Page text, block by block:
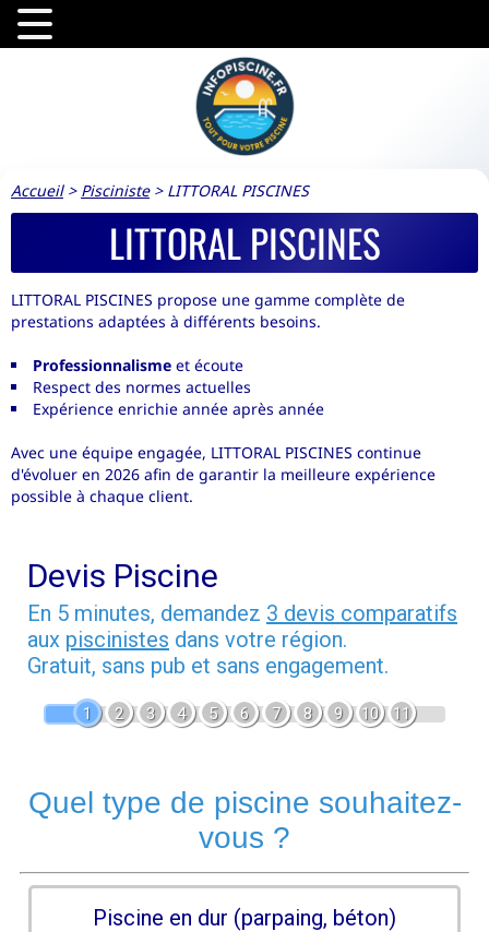
Accueil> Pisciniste> LITTORAL PISCINES
LITTORAL PISCINES
LITTORAL PISCINES propose une gamme complète de
prestations adaptées à différents besoins.
Professionnalisme et écoute
Respect des normes actuelles
Expérience enrichie année après année
Avec une équipe engagée, LITTORAL PISCINES continue
d'évoluer en 2026 afin de garantir la meilleure expérience
possible à chaque client.
Devis Piscine
En 5 minutes, demandez 3 devis comparatifs
aux piscinistes dans votre région.
Gratuit, sans pub et sans engagement.
1 2 3 4 5 6 7 8 9 10 11
Quel type de piscine souhaitez-
vous ?
Piscine en dur (parpaing, béton)